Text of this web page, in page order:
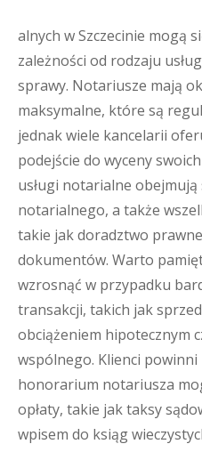
alnych w Szczecinie mogą
zależności od rodzaju
sprawy. Notariusze mają
maksymalne, które są
jednak wiele kancelarii
podejście do wyceny
usługi notarialne
notarialnego, a także
takie jak doradztwo
dokumentów. Warto
wzrosnąć w przypadku
transakcji, takich jak
obciążeniem hipotecznym
wspólnego. Klienci
honorarium notariusza
opłaty, takie jak taksy
wpisem do ksiąg